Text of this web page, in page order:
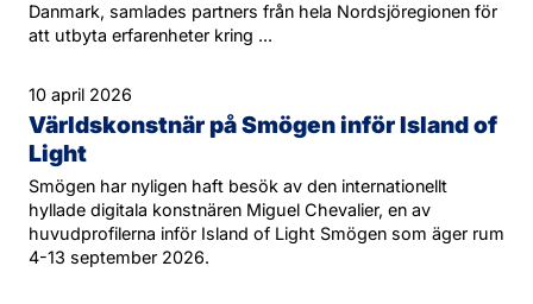
Danmark, samlades partners från hela Nordsjöregionen för
att utbyta erfarenheter kring ...
10 april 2026
Världskonstnär på Smögen inför Island of
Light
Smögen har nyligen haft besök av den internationellt
hyllade digitala konstnären Miguel Chevalier, en av
huvudprofilerna inför Island of Light Smögen som äger rum
4-13 september 2026.